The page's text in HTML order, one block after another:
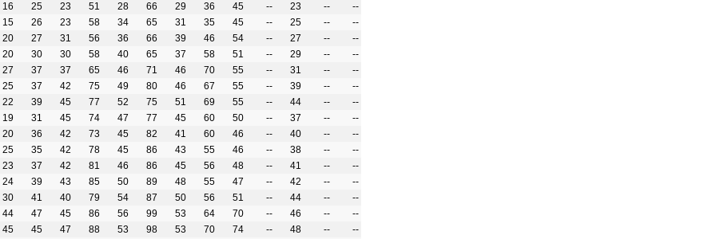
16 25 23 51 28 66 29 36 45 -- 23 --
--
15 26 23 58 34 65 31 35 45 -- 25 --
--
20 27 31 56 36 66 39 46 54 -- 27 --
--
20 30 30 58 40 65 37 58 51 -- 29 --
--
27 37 37 65 46 71 46 70 55 -- 31 --
--
25 37 42 75 49 80 46 67 55 -- 39 --
--
22 39 45 77 52 75 51 69 55 -- 44 --
--
19 31 45 74 47 77 45 60 50 -- 37 --
--
20 36 42 73 45 82 41 60 46 -- 40 --
--
25 35 42 78 45 86 43 55 46 -- 38 --
--
23 37 42 81 46 86 45 56 48 -- 41 --
--
24 39 43 85 50 89 48 55 47 -- 42 --
--
30 41 40 79 54 87 50 56 51 -- 44 --
--
44 47 45 86 56 99 53 64 70 -- 46 --
--
45 45 47 88 53 98 53 70 74 -- 48 --
--